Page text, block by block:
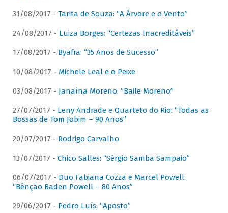
31/08/2017 - Tarita de Souza: “A Árvore e o Vento”
24/08/2017 - Luiza Borges: “Certezas Inacreditáveis”
17/08/2017 - Byafra: “35 Anos de Sucesso”
10/08/2017 - Michele Leal e o Peixe
03/08/2017 - Janaína Moreno: “Baile Moreno”
27/07/2017 - Leny Andrade e Quarteto do Rio: “Todas as
Bossas de Tom Jobim – 90 Anos”
20/07/2017 - Rodrigo Carvalho
13/07/2017 - Chico Salles: “Sérgio Samba Sampaio”
06/07/2017 - Duo Fabiana Cozza e Marcel Powell:
“Bênção Baden Powell – 80 Anos”
29/06/2017 - Pedro Luís: “Aposto”